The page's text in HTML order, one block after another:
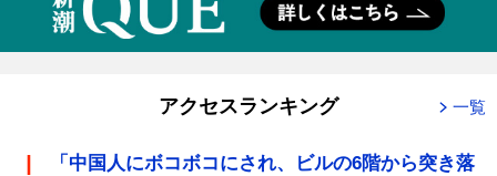
アクセスランキング 一覧
「中国人にボコボコにされ、ビルの6階から突き落